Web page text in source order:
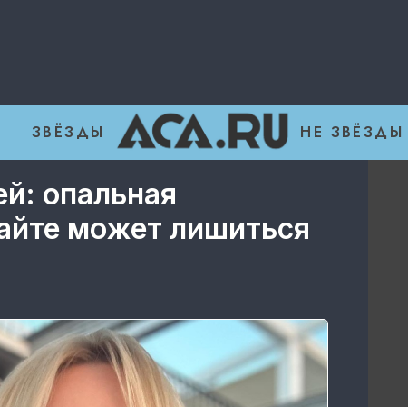
ЗВЁЗДЫ НЕ ЗВЁЗДЫ
опальная
может лишиться